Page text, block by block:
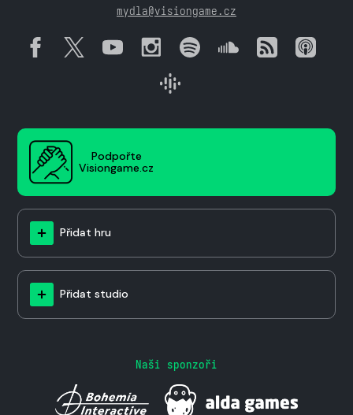
mydla@visiongame.cz
Podpořte
Visiongame.cz
Přidat hru
Přidat studio
Naši sponzoři